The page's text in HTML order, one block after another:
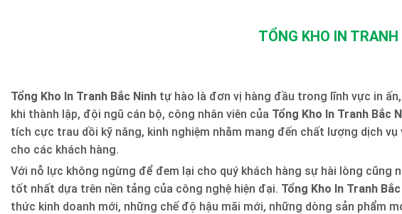
TỔNG KHO IN
Tổng Kho In Tranh Bắc Ninh tự hào là đơn vị hàng đầu trong lĩnh vực in
khi thành lập, đội ngũ cán bộ, công nhân viên của Tổng Kho In Tranh Bắc
tích cực trau dồi kỹ năng, kinh nghiệm nhằm mang đến chất lượng dịch vụ
cho các khách hàng.
Với nỗ lực không ngừng để đem lại cho quý khách hàng sự hài lòng cũng
tốt nhất dựa trên nền tảng của công nghệ hiện đại. Tổng Kho In Tranh
thức kinh doanh mới, những chế độ hậu mãi mới, những dòng sản phẩm